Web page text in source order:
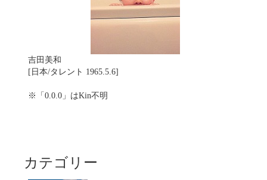
吉田美和
[日本/タレント 1965.5.6]
※「0.0.0」はKin不明
カテゴリー